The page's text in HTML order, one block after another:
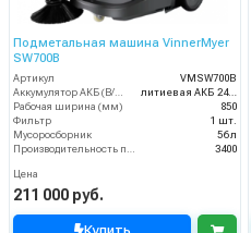
Подметальная машина VinnerMyer
SW700B
Артикул
VMSW700B
литиевая АКБ 24Ач
Рабочая ширина (мм)
850
Фильтр
1 шт.
Мусоросборник
56 л
3400
Цена
211 000 руб.